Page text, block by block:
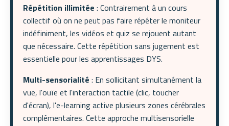
Répétition illimitée : Contrairement à un cours
collectif où on ne peut pas faire répéter le moniteur
indéfiniment, les vidéos et quiz se rejouent autant
que nécessaire. Cette répétition sans jugement est
essentielle pour les apprentissages DYS.
Multi-sensorialité : En sollicitant simultanément la
vue, l'ouïe et l'interaction tactile (clic, toucher
d'écran), l'e-learning active plusieurs zones cérébrales
complémentaires. Cette approche multisensorielle